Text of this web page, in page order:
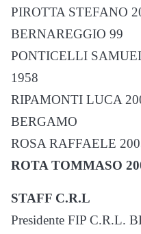
PIROTTA STEFANO
BERNAREGGIO 99
PONTICELLI
1958
RIPAMONTI LUCA
BERGAMO
ROSA RAFFAELE
ROTA TOMMASO
STAFF C.R.L
Presidente FIP C.R.L.